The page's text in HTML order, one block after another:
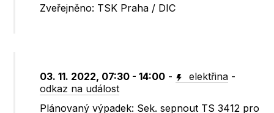
Zveřejněno: TSK Praha / DIC
03. 11. 2022, 07:30 - 14:00 - elektřina -
odkaz na událost
Plánovaný výpadek: Sek. sepnout TS 3412 pro